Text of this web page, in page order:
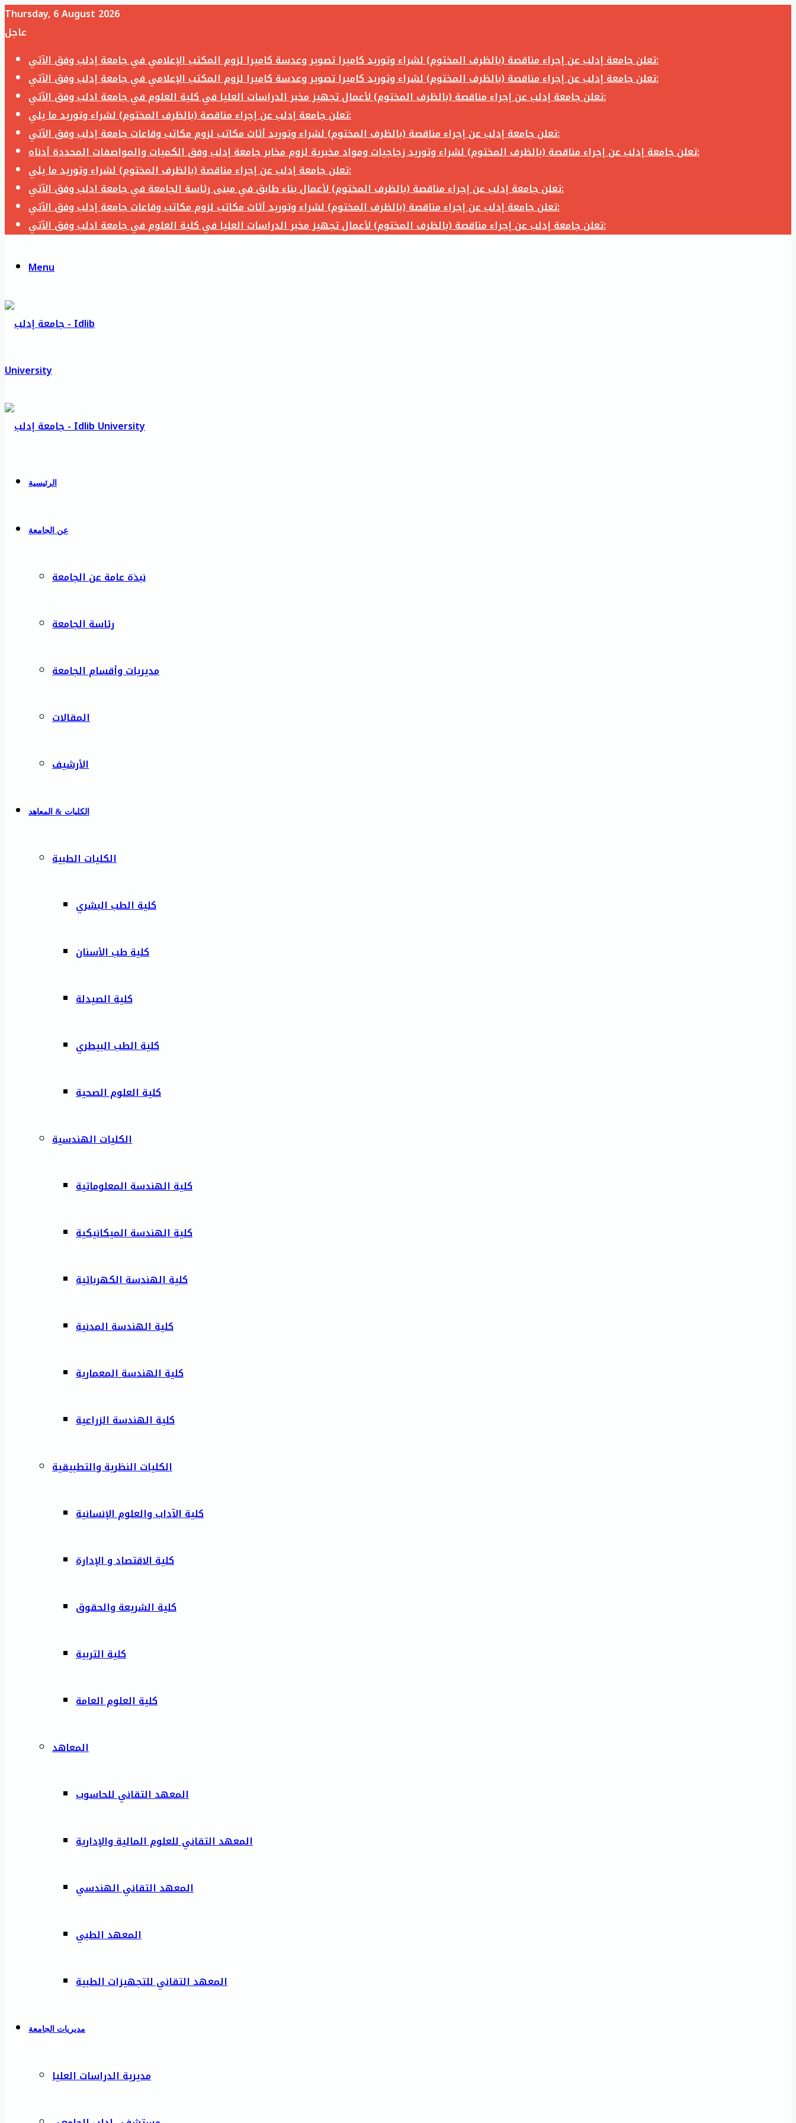
Thursday, 6 August 2026
عاجل
تعلن جامعة إدلب عن إجراء مناقصة (بالظرف المختوم) لشراء وتوريد كاميرا تصوير وعدسة كاميرا لزوم المكتب الإعلامي في جامعة إدلب وفق الآتي:
تعلن جامعة إدلب عن إجراء مناقصة (بالظرف المختوم) لشراء وتوريد كاميرا تصوير وعدسة كاميرا لزوم المكتب الإعلامي في جامعة إدلب وفق الآتي:
تعلن جامعة إدلب عن إجراء مناقصة (بالظرف المختوم) لأعمال تجهيز مخبر الدراسات العليا في كلية العلوم في جامعة ادلب وفق الآتي:
تعلن جامعة إدلب عن إجراء مناقصة (بالظرف المختوم) لشراء وتوريد ما يلي:
تعلن جامعة إدلب عن إجراء مناقصة (بالظرف المختوم) لشراء وتوريد أثاث مكاتب لزوم مكاتب وقاعات جامعة إدلب وفق الآتي:
تعلن جامعة إدلب عن إجراء مناقصة (بالظرف المختوم) لشراء وتوريد زجاجيات ومواد مخبرية لزوم مخابر جامعة إدلب وفق الكميات والمواصفات المحددة أدناه:
تعلن جامعة إدلب عن إجراء مناقصة (بالظرف المختوم) لشراء وتوريد ما يلي:
تعلن جامعة إدلب عن إجراء مناقصة (بالظرف المختوم) لأعمال بناء طابق في مبنى رئاسة الجامعة في جامعة ادلب وفق الآتي:
تعلن جامعة إدلب عن إجراء مناقصة (بالظرف المختوم) لشراء وتوريد أثاث مكاتب لزوم مكاتب وقاعات جامعة إدلب وفق الآتي:
تعلن جامعة إدلب عن إجراء مناقصة (بالظرف المختوم) لأعمال تجهيز مخبر الدراسات العليا في كلية العلوم في جامعة ادلب وفق الآتي:
Menu
الرئيسية
عن الجامعة
نبذة عامة عن الجامعة
رئاسة الجامعة
مديريات وأقسام الجامعة
المقالات
الأرشيف
الكليات & المعاهد
الكليات الطبية
كلية الطب البشري
كلية طب الأسنان
كلية الصيدلة
كلية الطب البيطري
كلية العلوم الصحية
الكليات الهندسية
كلية الهندسة المعلوماتية
كلية الهندسة الميكانيكية
كلية الهندسة الكهربائية
كلية الهندسة المدنية
كلية الهندسة المعمارية
كلية الهندسة الزراعية
الكليات النظرية والتطبيقية
كلية الآداب والعلوم الإنسانية
كلية الاقتصاد و الإدارة
كلية الشريعة والحقوق
كلية التربية
كلية العلوم العامة
المعاهد
المعهد التقاني للحاسوب
المعهد التقاني للعلوم المالية والإدارية
المعهد التقاني الهندسي
المعهد الطبي
المعهد التقاني للتجهيزات الطبية
مديريات الجامعة
مديرية الدراسات العليا